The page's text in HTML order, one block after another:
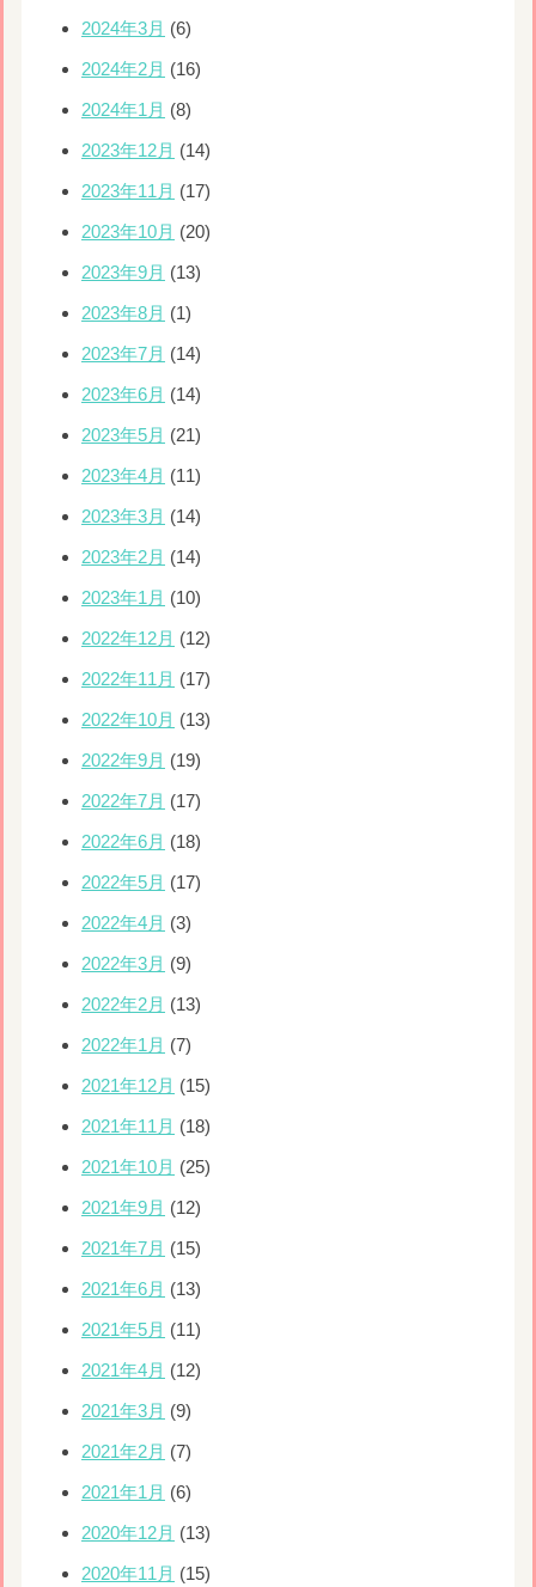
2024年3月 (6)
2024年2月 (16)
2024年1月 (8)
2023年12月 (14)
2023年11月 (17)
2023年10月 (20)
2023年9月 (13)
2023年8月 (1)
2023年7月 (14)
2023年6月 (14)
2023年5月 (21)
2023年4月 (11)
2023年3月 (14)
2023年2月 (14)
2023年1月 (10)
2022年12月 (12)
2022年11月 (17)
2022年10月 (13)
2022年9月 (19)
2022年7月 (17)
2022年6月 (18)
2022年5月 (17)
2022年4月 (3)
2022年3月 (9)
2022年2月 (13)
2022年1月 (7)
2021年12月 (15)
2021年11月 (18)
2021年10月 (25)
2021年9月 (12)
2021年7月 (15)
2021年6月 (13)
2021年5月 (11)
2021年4月 (12)
2021年3月 (9)
2021年2月 (7)
2021年1月 (6)
2020年12月 (13)
2020年11月 (15)